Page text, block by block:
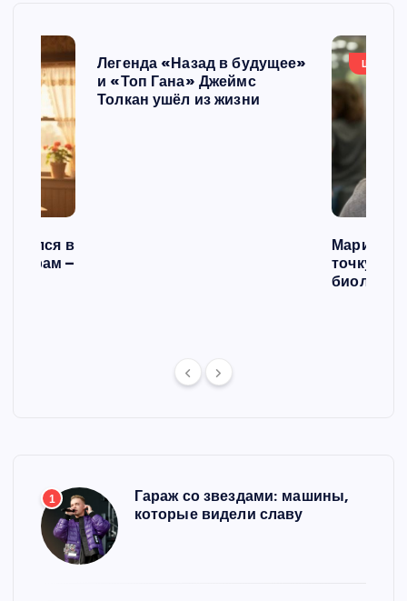
в
–
Легенда «Назад в будущее»
и «Топ Гана» Джеймс
Толкан ушёл из жизни
Мария
точку в
1
Гараж со звездами: машины,
которые видели славу